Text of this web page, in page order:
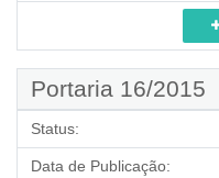
Portaria 16/2015
Status:
Data de Publicação: